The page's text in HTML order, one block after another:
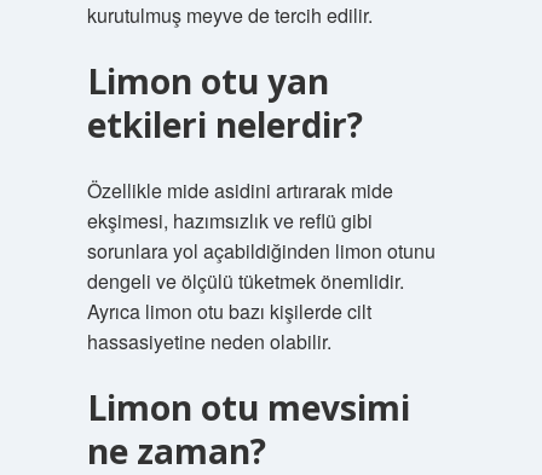
kurutulmuş meyve de tercih edilir.
Limon otu yan
etkileri nelerdir?
Özellikle mide asidini artırarak mide
ekşimesi, hazımsızlık ve reflü gibi
sorunlara yol açabildiğinden limon otunu
dengeli ve ölçülü tüketmek önemlidir.
Ayrıca limon otu bazı kişilerde cilt
hassasiyetine neden olabilir.
Limon otu mevsimi
ne zaman?